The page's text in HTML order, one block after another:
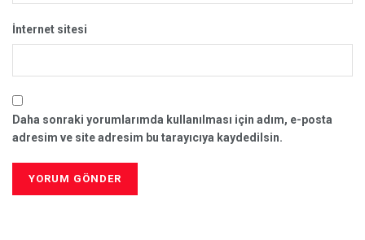
İnternet sitesi
Daha sonraki yorumlarımda kullanılması için adım, e-posta
adresim ve site adresim bu tarayıcıya kaydedilsin.